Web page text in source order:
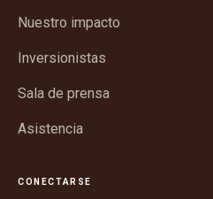
Nuestro impacto
Inversionistas
Sala de prensa
Asistencia
CONECTARSE